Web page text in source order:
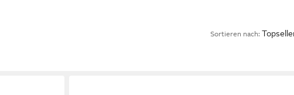
Sortieren nach: